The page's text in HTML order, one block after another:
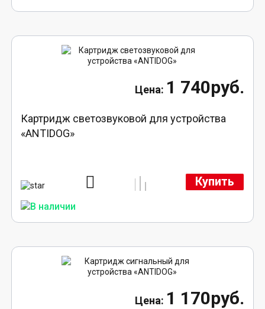
1 740руб.
Картридж светозвуковой для устройства
«ANTIDOG»
Купить
1 170руб.